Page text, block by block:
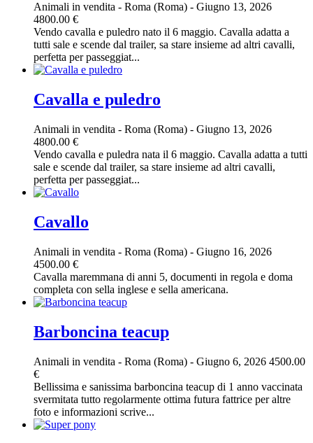
Animali in vendita - Roma (Roma) - Giugno 13, 2026
4800.00 €
Vendo cavalla e puledro nato il 6 maggio. Cavalla adatta a
tutti sale e scende dal trailer, sa stare insieme ad altri cavalli,
perfetta per passeggiat...
Cavalla e puledro
Animali in vendita - Roma (Roma) - Giugno 13, 2026
4800.00 €
Vendo cavalla e puledra nata il 6 maggio. Cavalla adatta a tutti
sale e scende dal trailer, sa stare insieme ad altri cavalli,
perfetta per passeggiat...
Cavallo
Animali in vendita - Roma (Roma) - Giugno 16, 2026
4500.00 €
Cavalla maremmana di anni 5, documenti in regola e doma
completa con sella inglese e sella americana.
Barboncina teacup
Animali in vendita - Roma (Roma) - Giugno 6, 2026 4500.00
€
Bellissima e sanissima barboncina teacup di 1 anno vaccinata
svermitata tutto regolarmente ottima futura fattrice per altre
foto e informazioni scrive...